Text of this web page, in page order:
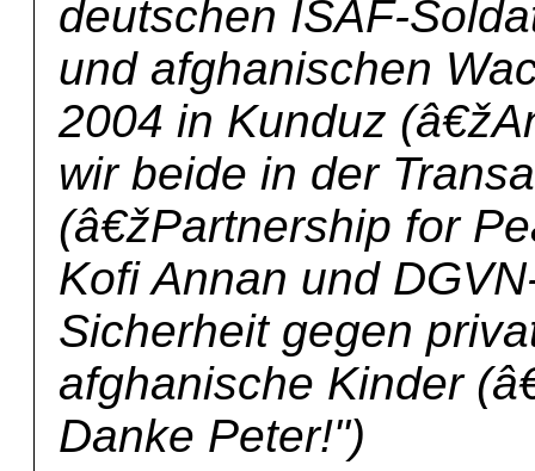
deutschen ISAF-
und afghanischen
2004 in Kunduz
wir beide in der
(â€žPartnership for
Kofi Annan und
Sicherheit gegen
afghanische Kinder
Danke Peter!")